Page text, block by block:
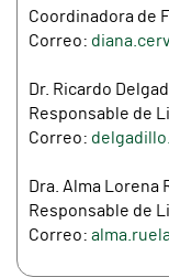
Coordinadora de
Correo:
Dr. Ricardo
Responsable de
Correo:
Dra. Alma Lorena
Responsable de
Correo: